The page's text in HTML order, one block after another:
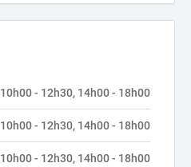
10h00 - 12h30, 14h00 - 18h00
10h00 - 12h30, 14h00 - 18h00
10h00 - 12h30, 14h00 - 18h00